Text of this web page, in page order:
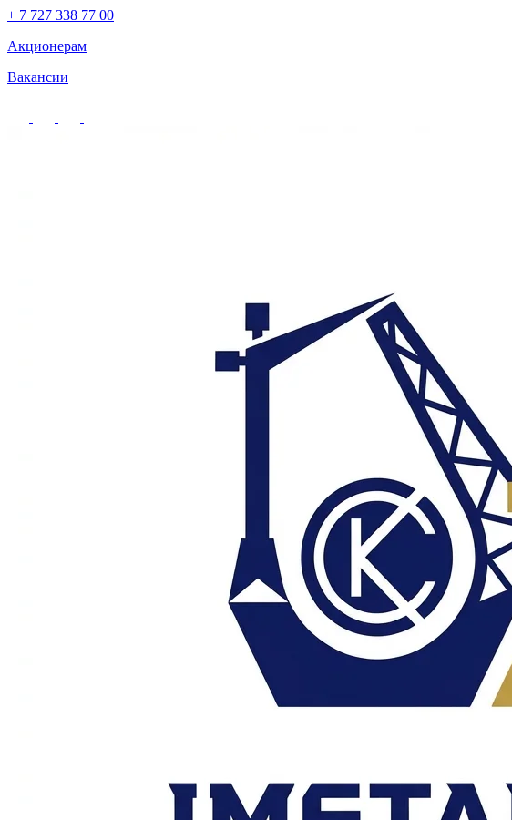
+ 7 727 338 77 00
Акционерам
Вакансии